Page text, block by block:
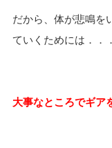
だから、体が悲鳴を
ていくためには．．．
大事なところでギア